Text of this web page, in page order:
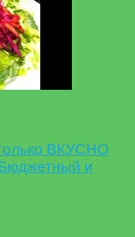
ВКУСНО
Бюджетный и